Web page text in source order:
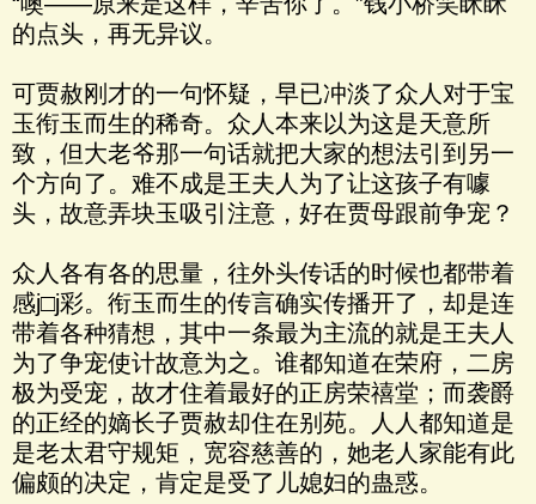
的点头，再无异议。
可贾赦刚才的一句怀疑，早已冲淡了众人对于宝
玉衔玉而生的稀奇。众人本来以为这是天意所
致，但大老爷那一句话就把大家的想法引到另一
个方向了。难不成是王夫人为了让这孩子有噱
头，故意弄块玉吸引注意，好在贾母跟前争宠？
众人各有各的思量，往外头传话的时候也都带着
感j□j彩。衔玉而生的传言确实传播开了，却是连
带着各种猜想，其中一条最为主流的就是王夫人
为了争宠使计故意为之。谁都知道在荣府，二房
极为受宠，故才住着最好的正房荣禧堂；而袭爵
的正经的嫡长子贾赦却住在别苑。人人都知道是
是老太君守规矩，宽容慈善的，她老人家能有此
偏颇的决定，肯定是受了儿媳妇的蛊惑。